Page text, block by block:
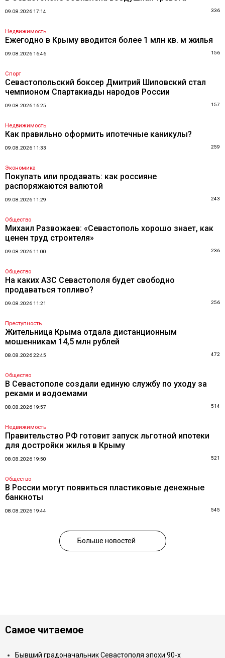
09.08.2026 17:14 336
Недвижимость
Ежегодно в Крыму вводится более 1 млн кв. м жилья
09.08.2026 16:46 156
Спорт
Севастопольский боксер Дмитрий Шиповский стал
чемпионом Спартакиады народов России
09.08.2026 16:25 157
Недвижимость
Как правильно оформить ипотечные каникулы?
09.08.2026 11:33 259
Экономика
Покупать или продавать: как россияне
распоряжаются валютой
09.08.2026 11:29 243
Общество
Михаил Развожаев: «Севастополь хорошо знает, как
ценен труд строителя»
09.08.2026 11:00 236
Общество
На каких АЗС Севастополя будет свободно
продаваться топливо?
09.08.2026 11:21 256
Преступность
Жительница Крыма отдала дистанционным
мошенникам 14,5 млн рублей
08.08.2026 22:45 472
Общество
В Севастополе создали единую службу по уходу за
реками и водоемами
08.08.2026 19:57 514
Недвижимость
Правительство РФ готовит запуск льготной ипотеки
для достройки жилья в Крыму
08.08.2026 19:50 521
Общество
В России могут появиться пластиковые денежные
банкноты
08.08.2026 19:44 545
Больше новостей
Самое читаемое
Бывший градоначальник Севастополя эпохи 90-х